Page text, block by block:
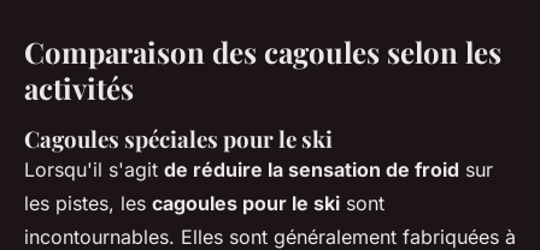
Comparaison des cagoules selon les
activités
Cagoules spéciales pour le ski
Lorsqu'il s'agit de réduire la sensation de froid sur
les pistes, les cagoules pour le ski sont
incontournables. Elles sont généralement fabriquées à